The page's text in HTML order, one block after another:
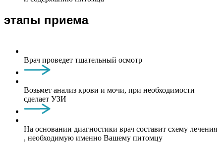
этапы приема
Врач проведет тщательный осмотр
Возьмет анализ крови и мочи, при необходимости
сделает УЗИ
На основании диагностики врач составит схему лечения
, необходимую именно Вашему питомцу